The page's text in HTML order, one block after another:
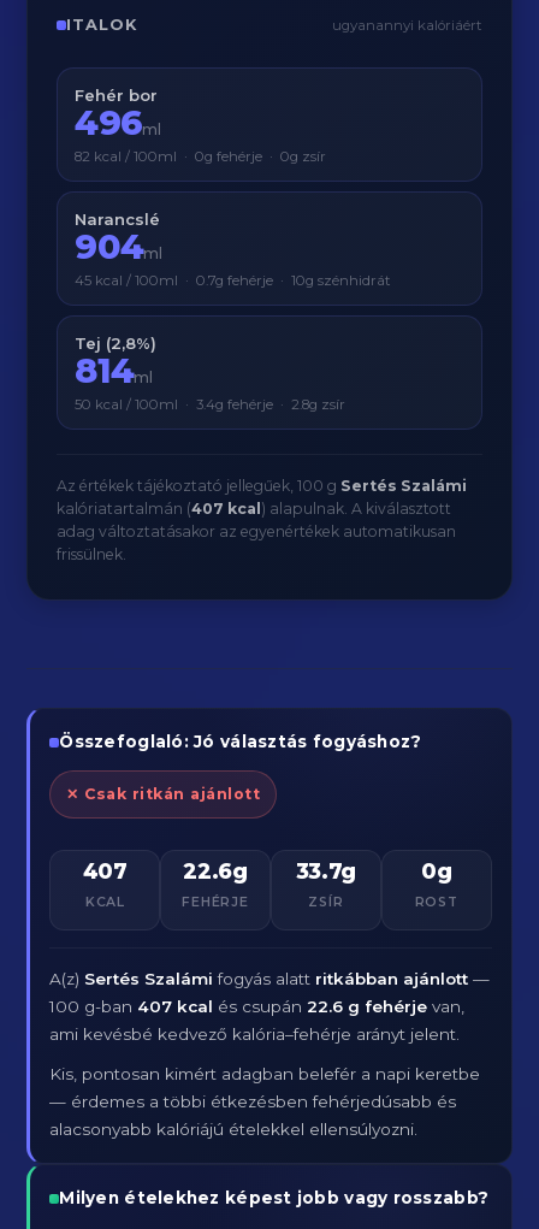
ITALOK ugyanannyi kalóriáért
Fehér bor
496ml
82 kcal / 100ml · 0g fehérje · 0g zsír
Narancslé
904ml
45 kcal / 100ml · 0.7g fehérje · 10g szénhidrát
Tej (2,8%)
814ml
50 kcal / 100ml · 3.4g fehérje · 2.8g zsír
Az értékek tájékoztató jellegűek, 100 g Sertés Szalámi
kalóriatartalmán (407 kcal ) alapulnak. A kiválasztott
adag változtatásakor az egyenértékek automatikusan
frissülnek.
Összefoglaló: Jó választás fogyáshoz?
✕ Csak ritkán ajánlott
407
KCAL
22.6g
FEHÉRJE
33.7g
ZSÍR
0g
ROST
A(z) Sertés Szalámi fogyás alatt ritkábban ajánlott —
100 g-ban 407 kcal és csupán22.6 g fehérje van,
ami kevésbé kedvező kalória–fehérje arányt jelent.
Kis, pontosan kimért adagban belefér a napi keretbe
— érdemes a többi étkezésben fehérjedúsabb és
alacsonyabb kalóriájú ételekkel ellensúlyozni.
Milyen ételekhez képest jobb vagy rosszabb?